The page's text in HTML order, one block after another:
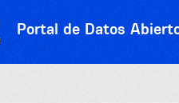
Portal de Datos